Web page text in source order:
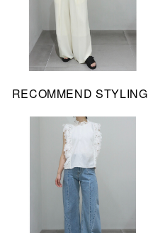
RECOMMEND STYLING